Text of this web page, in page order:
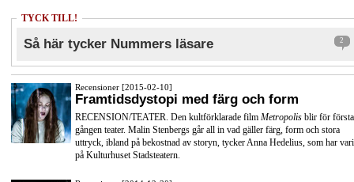
TYCK TILL!
Så här tycker Nummers läsare 2
Recensioner [2015-02-10]
Framtidsdystopi med färg och form
RECENSION/TEATER. Den kultförklarade film Metropolis blir för första
gången teater. Malin Stenbergs går all in vad gäller färg, form och stora
uttryck, ibland på bekostnad av storyn, tycker Anna Hedelius, som har
på Kulturhuset Stadsteatern.